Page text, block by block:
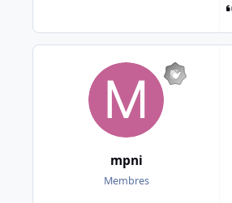
mpni
Membres